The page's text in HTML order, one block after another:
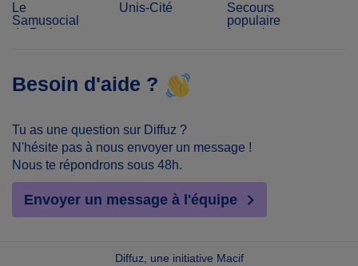
Le
Samusocial
de Paris
Unis-Cité
Secours
populaire
français
Besoin d'aide ?
Tu as une question sur Diffuz ?
N'hésite pas à nous envoyer un message !
Nous te répondrons sous 48h.
Envoyer un message à l'équipe
Diffuz, une initiative Macif